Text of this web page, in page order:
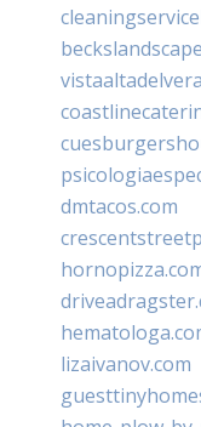
dmtacos.com
lizaivanov.com